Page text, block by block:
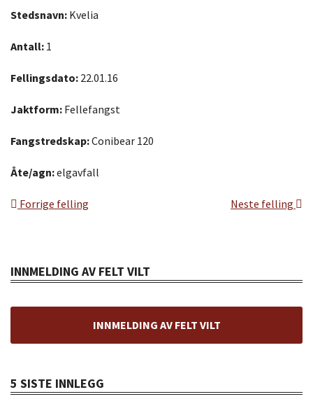
Stedsnavn: Kvelia
Antall: 1
Fellingsdato: 22.01.16
Jaktform: Fellefangst
Fangstredskap:Conibear 120
Åte/agn:elgavfall
Forrige felling Neste felling
INNMELDING AV FELT VILT
INNMELDING AV FELT VILT
5 SISTE INNLEGG